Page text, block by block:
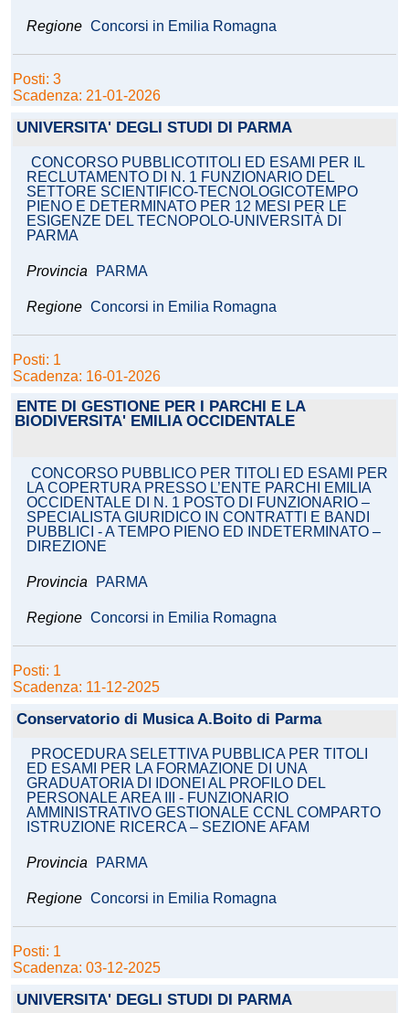
Regione Concorsi in Emilia Romagna
Posti: 3
Scadenza: 21-01-2026
UNIVERSITA' DEGLI STUDI DI PARMA
CONCORSO PUBBLICOTITOLI ED ESAMI PER IL
RECLUTAMENTO DI N. 1 FUNZIONARIO DEL
SETTORE SCIENTIFICO-TECNOLOGICOTEMPO
PIENO E DETERMINATO PER 12 MESI PER LE
ESIGENZE DEL TECNOPOLO-UNIVERSITÀ DI
PARMA
Provincia PARMA
Regione Concorsi in Emilia Romagna
Posti: 1
Scadenza: 16-01-2026
ENTE DI GESTIONE PER I PARCHI E LA
BIODIVERSITA' EMILIA OCCIDENTALE
CONCORSO PUBBLICO PER TITOLI ED ESAMI PER
LA COPERTURA PRESSO L’ENTE PARCHI EMILIA
OCCIDENTALE DI N. 1 POSTO DI FUNZIONARIO –
SPECIALISTA GIURIDICO IN CONTRATTI E BANDI
PUBBLICI - A TEMPO PIENO ED INDETERMINATO –
DIREZIONE
Provincia PARMA
Regione Concorsi in Emilia Romagna
Posti: 1
Scadenza: 11-12-2025
Conservatorio di Musica A.Boito di Parma
PROCEDURA SELETTIVA PUBBLICA PER TITOLI
ED ESAMI PER LA FORMAZIONE DI UNA
GRADUATORIA DI IDONEI AL PROFILO DEL
PERSONALE AREA III - FUNZIONARIO
AMMINISTRATIVO GESTIONALE CCNL COMPARTO
ISTRUZIONE RICERCA – SEZIONE AFAM
Provincia PARMA
Regione Concorsi in Emilia Romagna
Posti: 1
Scadenza: 03-12-2025
UNIVERSITA' DEGLI STUDI DI PARMA